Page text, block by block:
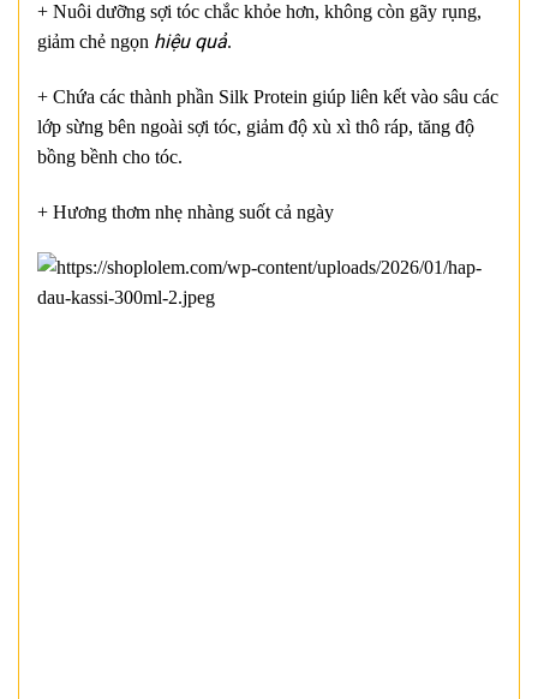
+ Nuôi dưỡng sợi tóc chắc khỏe hơn, không còn gãy rụng,
giảm chẻ ngọn hiệu quả.
+ Chứa các thành phần Silk Protein giúp liên kết vào sâu các
lớp sừng bên ngoài sợi tóc, giảm độ xù xì thô ráp, tăng độ
bồng bềnh cho tóc.
+ Hương thơm nhẹ nhàng suốt cả ngày